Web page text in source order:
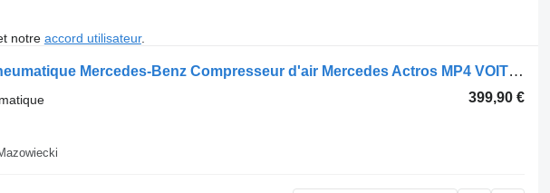
notre accord utilisateur.
Compresseur pneumatique Mercedes-Benz Compresseur d'air Mercedes Actros MP4 VOITH A0011306 A0011306215 pour tracteur routier
399,90 €